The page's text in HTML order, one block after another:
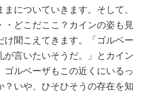
まについていきます。そして、
・どこだここ？カインの姿も見
け聞こえてきます。「ゴルベー
が言いたいそうだ。」とカイン
ゴルベーザもこの近くにいるっ
？いや、ひそひそうの存在を知